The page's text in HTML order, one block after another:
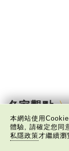
名家觀點
本網站使用
體驗, 請確定您同
私隱政策才繼續瀏